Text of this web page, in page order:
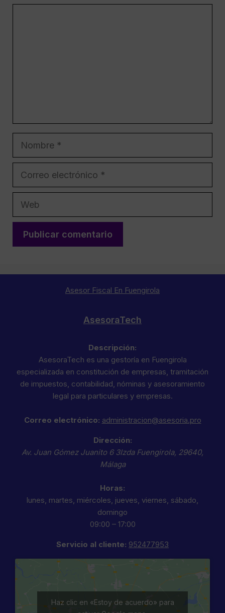
Asesor Fiscal En Fuengirola
AsesoraTech
Descripción:
AsesoraTech es una gestoría en Fuengirola
especializada en constitución de empresas, tramitación
de impuestos, contabilidad, nóminas y asesoramiento
legal para particulares y empresas.
Correo electrónico: administracion@asesoria.pro
Dirección:
Av. Juan Gómez Juanito 6 3Izda Fuengirola, 29640,
Málaga
Horas:
lunes, martes, miércoles, jueves, viernes, sábado,
domingo
09:00 – 17:00
Servicio al cliente: 952477953
Haz clic en «Estoy de acuerdo» para